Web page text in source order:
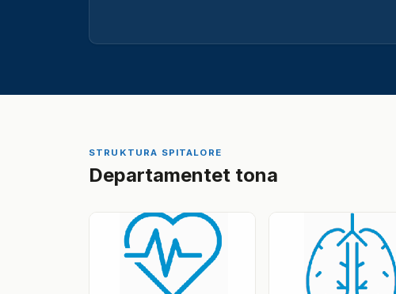
STRUKTURA SPITALORE
Departamentet tona